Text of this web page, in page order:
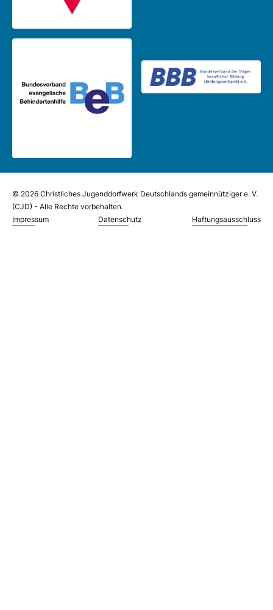
© 2026 Christliches Jugenddorfwerk Deutschlands gemeinnütziger e. V.
(CJD) - Alle Rechte vorbehalten.
Impressum
Datenschutz Haftungsausschluss